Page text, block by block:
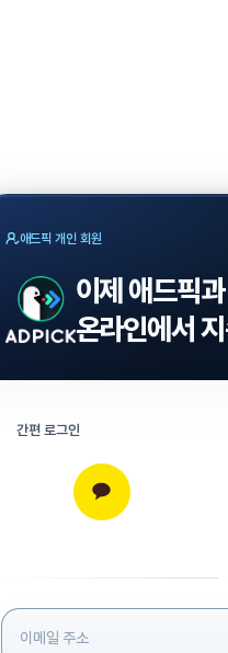
애드픽 개인 회원
이제 애드픽
온라인에서
간편 로그인
로그인 정보 입력